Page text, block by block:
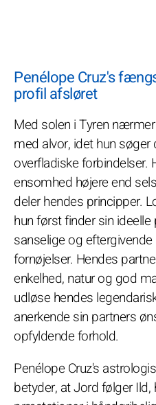
Penélope Cruz's
profil afsløret
Med solen i Tyren
med alvor, idet hun
overfladiske
ensomhed højere end
deler hendes principper.
hun først finder sin
sanselige og
fornøjelser. Hendes
enkelhed, natur og god
udløse hendes
anerkende sin partners
opfyldende forhold.
Penélope Cruz's
betyder, at Jord følger